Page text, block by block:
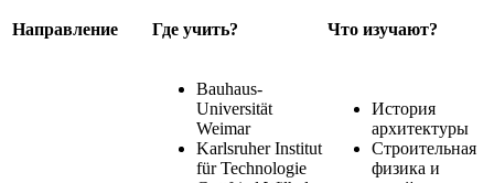
Направление Где учить? Что изучают?
Bauhaus-
Universität
Weimar
Karlsruher Institut
für Technologie
История
архитектуры
Строительная
физика и